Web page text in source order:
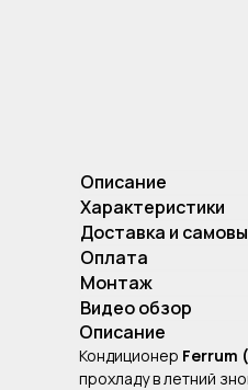
Описание
Характеристики
Доставка и
Оплата
Монтаж
Видео обзор
Описание
Кондиционер Ferrum
прохладу в летний